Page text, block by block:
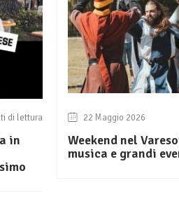
di lettura
in
22 Maggio 2026
Weekend nel
musica e grandi